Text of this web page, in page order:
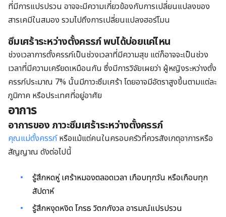
ที่มีการแปรปรวน อาจจะมีความเกี่ยวข้องกับการเปลี่ยนแปลงของ
สารเคมีในสมอง รวมไปถึงการเปลี่ยนแปลงฮอร์โมน
ซึมเศร้าระหว่างตั้งครรภ์พบได้บ่อยแค่ไหน
ช่วงเวลาการตั้งครรภ์เป็นช่วงเวลาที่มีความสุข แต่ก็อาจจะเป็นช่วง
เวลาที่มีความเครียดเหมือนกัน ซึ่งมีการวิจัยเผยว่า ผู้หญิงระหว่างตั้ง
ครรภ์ประมาณ 7% นั้นมีภาวะซึมเศร้า โดยอาจมีอัตราสูงขึ้นตามแต่ละ
ภูมิภาค หรือประเทศที่อยู่อาศัย
อาการ
อาการของ ภาวะซึมเศร้าระหว่างตั้งครรภ์
คุณแม่ตั้งครรภ์หรือแม้แต่คนในครอบครัวที่ควรสังเกตุอาการหรือ
สัญญาณ ดังต่อไปนี้
รู้สึกหดหู่ เศร้าหมองตลอดเวลา เกือบทุกวัน หรือเกือบทุก
สัปดาห์
รู้สึกหงุดหงิด โกรธ วิตกกังวล อารมณ์แปรปรวน